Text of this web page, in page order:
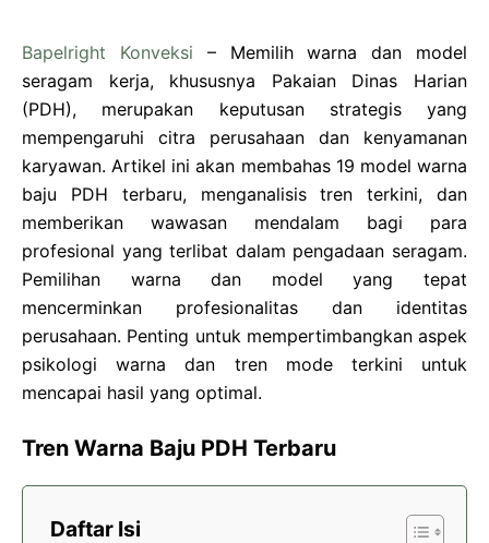
Bapelright Konveksi – Memilih warna dan model
seragam kerja, khususnya Pakaian Dinas Harian
(PDH), merupakan keputusan strategis yang
mempengaruhi citra perusahaan dan kenyamanan
karyawan. Artikel ini akan membahas 19 model warna
baju PDH terbaru, menganalisis tren terkini, dan
memberikan wawasan mendalam bagi para
profesional yang terlibat dalam pengadaan seragam.
Pemilihan warna dan model yang tepat
mencerminkan profesionalitas dan identitas
perusahaan. Penting untuk mempertimbangkan aspek
psikologi warna dan tren mode terkini untuk
mencapai hasil yang optimal.
Tren Warna Baju PDH Terbaru
Daftar Isi